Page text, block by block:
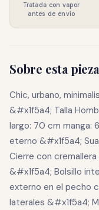
Tratada con vapor
antes de envío
Sobre esta pieza
Chic, urbano,
&#x1f5a4; Talla
largo: 70 cm manga:
eterno &#x1f5a4;
Cierre con
&#x1f5a4; Bolsillo
externo en el pecho
laterales &#x1f5a4;